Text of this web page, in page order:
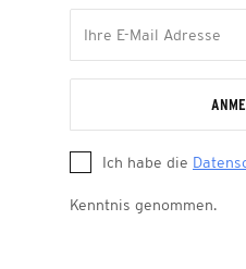
Ich habe die
Kenntnis genommen.